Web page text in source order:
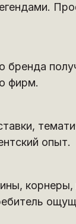
бренда
фирм.
опыт.
корнеры,